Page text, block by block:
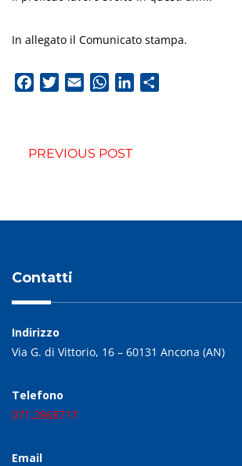
In allegato il Comunicato stampa.
FacebookTwitterEmail WhatsApp
LinkedIn
PREVIOUS POST
Contatti
Indirizzo
Via G. di Vittorio, 16 – 60131 Ancona (AN)
Telefono
071.2868717
Email